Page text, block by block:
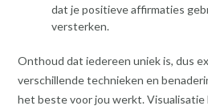
dat je positieve affirmaties
versterken.
Onthoud dat iedereen uniek is, dus
verschillende technieken en
het beste voor jou werkt. Visualisatie